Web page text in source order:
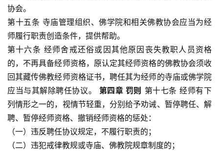
纪
录
佛
教
艺
术
政
策
法
规
协会。
第十五条 寺庙管理组织、佛学院和相关佛教协会应当为经
师履行职责创造条件，提供帮助。
第十六条 经师舍戒还俗或因其他原因丧失教职人员资格
的，不再具备经师资格，原认定其经师资格的佛教协会须收
回其藏传佛教经师资格证书，聘任其为经师的寺庙或佛学院
应当与其解除聘任协议。 第四章 罚则 第十七条 经师有下
列情形之一的，视情节轻重，分别给予劝诫、暂停聘任、解
聘、暂停经师资格、撤销经师资格的惩处：
（一）违反聘任协议规定，不履行职责的；
（二）违犯戒律教规或寺庙、佛教院规章制度的；